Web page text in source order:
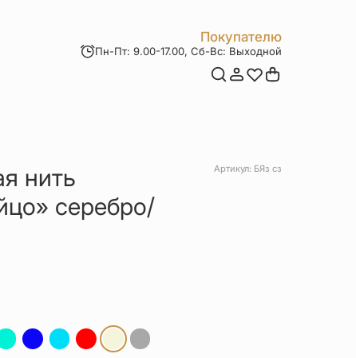
Покупателю
Пн-Пт: 9.00-17.00, Сб-Вс: Выходной
нить
серебро/
Артикул: БЯз сз